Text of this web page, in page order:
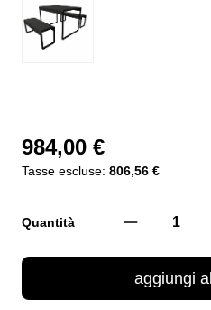
984,00 €
Tasse escluse: 806,56 €
Quantità
aggiungi